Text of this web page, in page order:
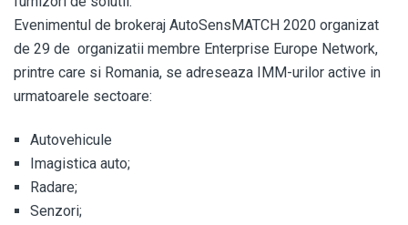
Evenimentul de brokeraj AutoSensMATCH 2020 organizat
de 29 de organizatii membre Enterprise Europe Network,
printre care si Romania, se adreseaza IMM-urilor active in
urmatoarele sectoare:
Autovehicule
Imagistica auto;
Radare;
Senzori;